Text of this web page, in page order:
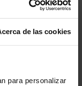
de las cookies
para personalizar